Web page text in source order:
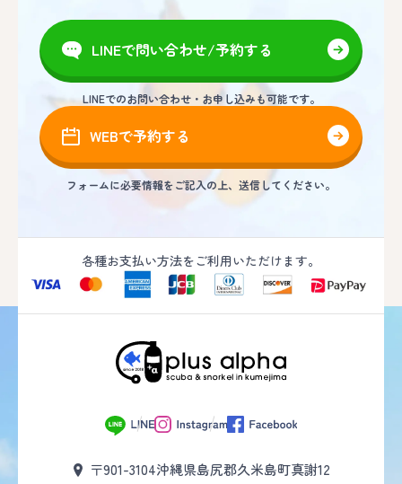
LINEで問い合わせ/予約する
LINEでのお問い合わせ・お申し込みも可能です。
WEBで予約する
フォームに必要情報をご記入の上、送信してください。
各種お支払い方法をご利用いただけます。
〒901-3104沖縄県島尻郡久米島町真謝12